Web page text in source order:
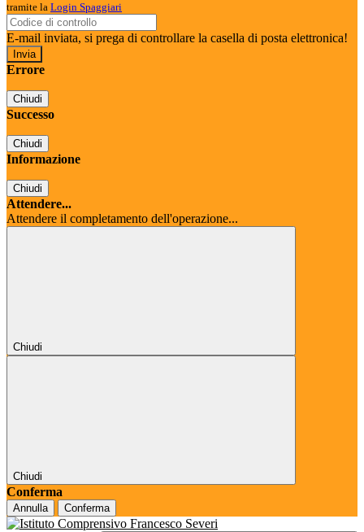
tramite la Login Spaggiari
E-mail inviata, si prega di controllare la casella di posta elettronica!
Errore
Chiudi
Successo
Chiudi
Informazione
Chiudi
Attendere...
Attendere il completamento dell'operazione...
Chiudi
Chiudi
Conferma
Annulla Conferma